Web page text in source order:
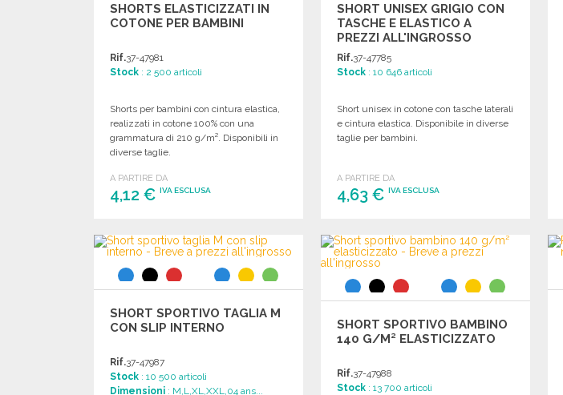
SHORTS ELASTICIZZATI IN
COTONE PER BAMBINI
Rif.37-47981
Stock : 2 500 articoli
Shorts per bambini con cintura elastica,
realizzati in cotone 100% con una
grammatura di 210 g/m². Disponibili in
diverse taglie.
A PARTIRE DA
4,12 € IVA ESCLUSA
Richiedi un preventivo
SHORT UNISEX GRIGIO CON
TASCHE E ELASTICO A
PREZZI ALL'INGROSSO
Rif.37-47785
Stock : 10 646 articoli
Short unisex in cotone con tasche laterali
e cintura elastica. Disponibile in diverse
taglie per bambini.
A PARTIRE DA
4,63 €IVA ESCLUSA
Richiedi un preventivo
SHORT SPORTIVO TAGLIA M
CON SLIP INTERNO
Rif.37-47987
Stock : 10 500 articoli
Dimensioni : M,L,XL,XXL,04 ans...
SHORT SPORTIVO BAMBINO
140 G/M² ELASTICIZZATO
Rif.37-47988
Stock : 13 700 articoli